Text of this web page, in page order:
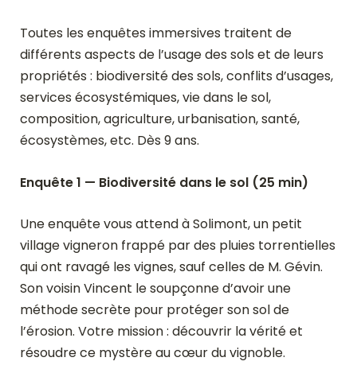
Toutes les enquêtes immersives traitent de
différents aspects de l’usage des sols et de leurs
propriétés : biodiversité des sols, conflits d’usages,
services écosystémiques, vie dans le sol,
composition, agriculture, urbanisation, santé,
écosystèmes, etc. Dès 9 ans.
Enquête 1 — Biodiversité dans le sol (25 min)
Une enquête vous attend à Solimont, un petit
village vigneron frappé par des pluies torrentielles
qui ont ravagé les vignes, sauf celles de M. Gévin.
Son voisin Vincent le soupçonne d’avoir une
méthode secrète pour protéger son sol de
l’érosion. Votre mission : découvrir la vérité et
résoudre ce mystère au cœur du vignoble.